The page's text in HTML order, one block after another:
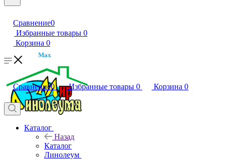
Сравнение0
Избранные товары 0
Корзина 0
Max
Сравнение0 Избранные товары 0 Корзина 0
Каталог
Назад
Каталог
Линолеум